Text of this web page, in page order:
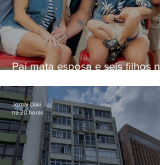
Pai mata esposa e seis filhos
Jornal Daki
há 20 horas